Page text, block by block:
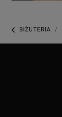
BIŻUTERIA